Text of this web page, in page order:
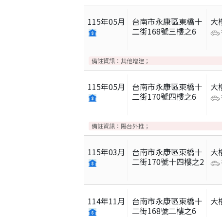
115年05月
台南市永康區東橋十
二街168號三樓之6
大
備註資訊： 其他增建；
115年05月
台南市永康區東橋十
二街170號四樓之6
大
備註資訊： 陽台外推；
115年03月
台南市永康區東橋十
二街170號十四樓之2
大
114年11月
台南市永康區東橋十
二街168號二樓之6
大